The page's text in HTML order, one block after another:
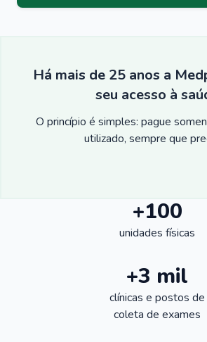
Há mais de 25 anos a
seu acesso à
O princípio é simples: pague
utilizado, sempre que
+100
unidades físicas
+3 mil
clínicas e postos de
coleta de exames